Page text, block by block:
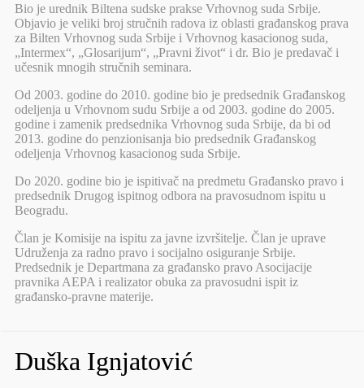
Bio je urednik Biltena sudske prakse Vrhovnog suda Srbije.
Objavio je veliki broj stručnih radova iz oblasti građanskog prava
za Bilten Vrhovnog suda Srbije i Vrhovnog kasacionog suda,
„Intermex“, „Glosarijum“, „Pravni život“ i dr. Bio je predavač i
učesnik mnogih stručnih seminara.
Od 2003. godine do 2010. godine bio je predsednik Građanskog
odeljenja u Vrhovnom sudu Srbije a od 2003. godine do 2005.
godine i zamenik predsednika Vrhovnog suda Srbije, da bi od
2013. godine do penzionisanja bio predsednik Građanskog
odeljenja Vrhovnog kasacionog suda Srbije.
Do 2020. godine bio je ispitivač na predmetu Građansko pravo i
predsednik Drugog ispitnog odbora na pravosudnom ispitu u
Beogradu.
Član je Komisije na ispitu za javne izvršitelje. Član je uprave
Udruženja za radno pravo i socijalno osiguranje Srbije.
Predsednik je Departmana za građansko pravo Asocijacije
pravnika AEPA i realizator obuka za pravosudni ispit iz
građansko-pravne materije.
Duška Ignjatović